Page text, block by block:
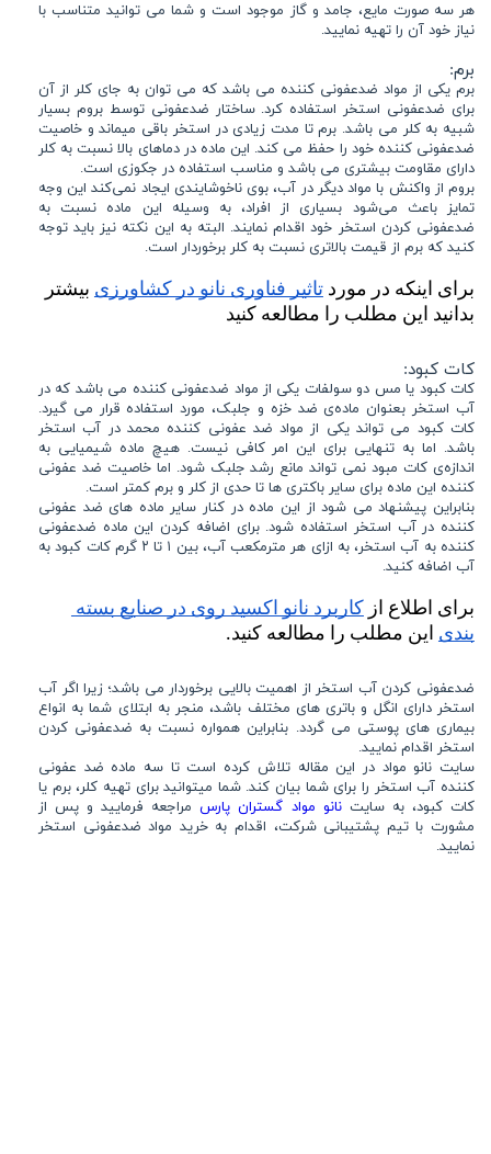
هر سه صورت مایع، جامد و گاز موجود است و شما می توانید متناسب با
نیاز خود آن را تهیه نمایید.
برم:
برم یکی از مواد ضدعفونی کننده می باشد که می توان به جای کلر از آن
برای ضدعفونی استخر استفاده کرد. ساختار ضدعفونی توسط بروم بسیار
شبیه به کلر می باشد. برم تا مدت زیادی در استخر باقی میماند و خاصیت
ضدعفونی کننده خود را حفظ می کند. این ماده در دماهای بالا نسبت به کلر
دارای مقاومت بیشتری می باشد و مناسب استفاده در جکوزی است.
بروم از واکنش با مواد دیگر در آب، بوی ناخوشایندی ایجاد نمی‌کند این وجه
تمایز باعث می‌شود بسیاری از افراد، به وسیله این ماده نسبت به
ضدعفونی کردن استخر خود اقدام نمایند. البته به این نکته نیز باید توجه
کنید که برم از قیمت بالاتری نسبت به کلر برخوردار است.
برای اینکه در مورد تاثیر فناوری نانو در کشاورزی
بدانید این مطلب را مطالعه کنید
کات کبود:
کات کبود یا مس دو سولفات یکی از مواد ضدعفونی کننده می باشد که در
آب استخر بعنوان ماده‌ی ضد خزه و جلبک، مورد استفاده قرار می گیرد.
کات کبود می تواند یکی از مواد ضد عفونی کننده محمد در آب استخر
باشد. اما به تنهایی برای این امر کافی نیست. هیچ ماده شیمیایی به
اندازه‌ی کات مبود نمی تواند مانع رشد جلبک شود. اما خاصیت ضد عفونی
کننده این ماده برای سایر باکتری ها تا حدی از کلر و برم کمتر است.
بنابراین پیشنهاد می شود از این ماده در کنار سایر ماده های ضد عفونی
کننده در آب استخر استفاده شود. برای اضافه کردن این ماده ضدعفونی
کننده به آب استخر، به ازای هر مترمکعب آب، بین ۱ تا ۲ گرم کات کبود به
آب اضافه کنید.
برای اطلاع از
بندی این مطلب را مطالعه کنید.
ضدعفونی کردن آب استخر از اهمیت بالایی برخوردار می باشد؛ زیرا اگر آب
استخر دارای انگل و باتری های مختلف باشد، منجر به ابتلای شما به انواع
بیماری های پوستی می گردد. بنابراین همواره نسبت به ضدعفونی کردن
استخر اقدام نمایید.
سایت نانو مواد در این مقاله تلاش کرده است تا سه ماده ضد عفونی
کننده آب استخر را برای شما بیان کند. شما میتوانید برای تهیه کلر، برم یا
کات کبود، به سایتنانو مواد گستران پارسمراجعه فرمایید و پس از
مشورت با تیم پشتیبانی شرکت، اقدام به خرید مواد ضدعفونی استخر
نمایید‌.